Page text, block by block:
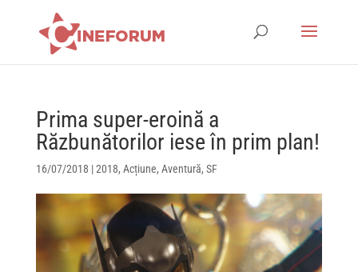
Prima super-eroină a
Răzbunătorilor iese în prim plan!
16/07/2018 |2018, Acțiune, Aventură, SF